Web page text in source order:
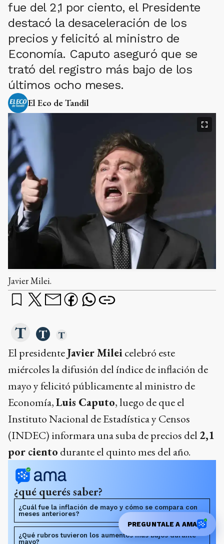
fue del 2,1 por ciento, el Presidente
destacó la desaceleración de los
precios y felicitó al ministro de
Economía. Caputo aseguró que se
trató del registro más bajo de los
últimos ocho meses.
El Eco de Tandil
Javier Milei.
El presidenteJavier Mileicelebró este
miércoles la difusión del índice de inflación de
mayo y felicitó públicamente al ministro de
Economía,Luis Caputo, luego de que el
Instituto Nacional de Estadística y Censos
(INDEC) informara una suba de precios del 2,1
por ciento durante el quinto mes del año.
¿qué querés saber?
¿Cuál fue la inflación de mayo y cómo se compara con
meses anteriores?
¿Qué rubros tuvieron los aumentos más bajos durante
mayo?
PREGUNTALE A AMA